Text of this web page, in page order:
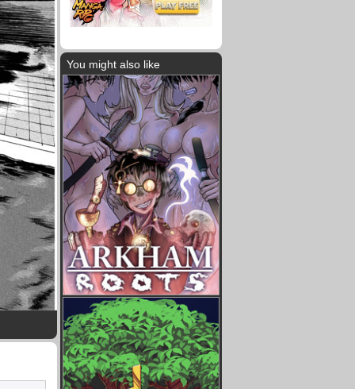
You might also like